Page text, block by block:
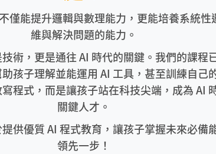
僅能提升邏輯與數理能力，更能培養系統性
維與解決問題的能力。
術，更是通往 AI 時代的關鍵。我們的課程
孩子理解並能運用 AI 工具，甚至訓練自己
程式，而是讓孩子站在科技尖端，成為 AI
關鍵人才。
供優質 AI 程式教育，讓孩子掌握未來必備
領先一步！